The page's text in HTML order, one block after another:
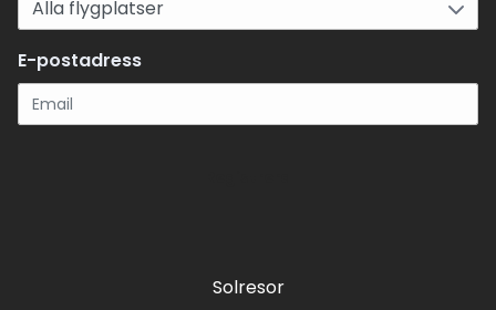
E-postadress
Solresor